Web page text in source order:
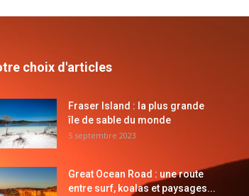
choix d'articles
Fraser Island : la plus grande
île de sable du monde
5 septembre 2023
Great Ocean Road : une route
entre surf, koalas et paysages...